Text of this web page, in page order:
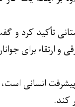
تأکید کرد و
و ارتقاء برای
انسانی
کند.